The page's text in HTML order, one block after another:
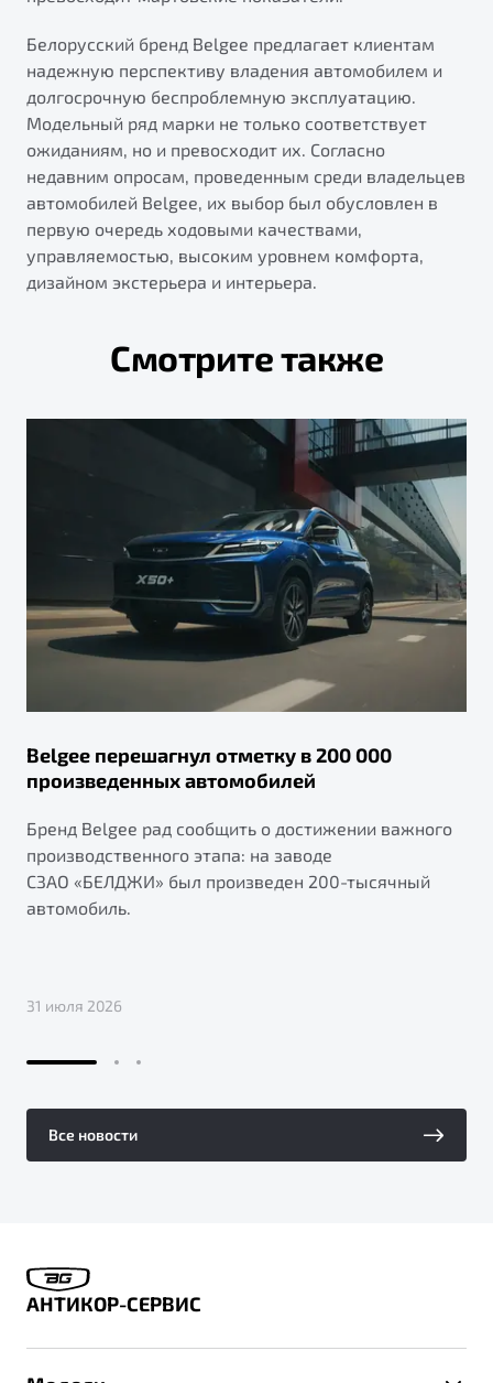
Белорусский бренд Belgee предлагает клиентам
надежную перспективу владения автомобилем и
долгосрочную беспроблемную эксплуатацию.
Модельный ряд марки не только соответствует
ожиданиям, но и превосходит их. Согласно
недавним опросам, проведенным среди владельцев
автомобилей Belgee, их выбор был обусловлен в
первую очередь ходовыми качествами,
управляемостью, высоким уровнем комфорта,
дизайном экстерьера и интерьера.
Смотрите также
Belgee перешагнул отметку в 200 000
произведенных автомобилей
Бренд Belgee рад сообщить о достижении важного
производственного этапа: на заводе
СЗАО «БЕЛДЖИ» был произведен 200-тысячный
автомобиль.
31 июля 2026
Все новости
АНТИКОР-СЕРВИС